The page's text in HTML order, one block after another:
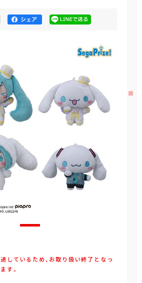
しているため、お取り扱い終了となっ
す。